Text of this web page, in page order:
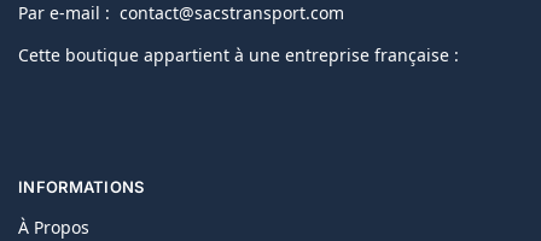
Par e-mail : contact@sacstransport.com
Cette boutique appartient à une entreprise française :
INFORMATIONS
À Propos